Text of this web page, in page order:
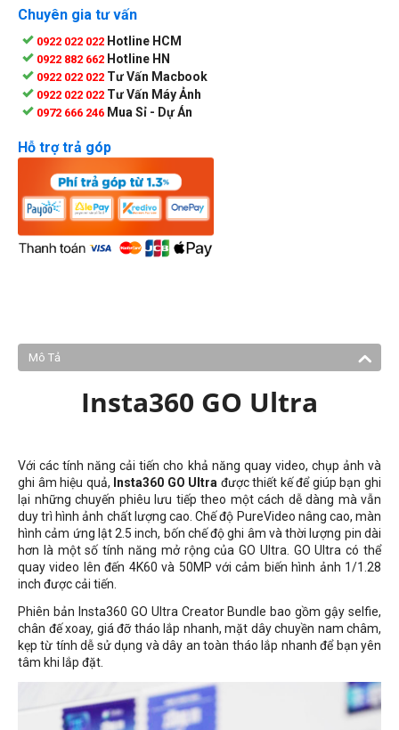
Chuyên gia tư vấn
0922 022 022 Hotline HCM
0922 882 662 Hotline HN
0922 022 022 Tư Vấn Macbook
0922 022 022 Tư Vấn Máy Ảnh
0972 666 246 Mua Sỉ - Dự Án
Hỗ trợ trả góp
Mô Tả
Insta360 GO Ultra
Với các tính năng cải tiến cho khả năng quay video, chụp ảnh và
ghi âm hiệu quả, Insta360 GO Ultra được thiết kế để giúp bạn ghi
lại những chuyến phiêu lưu tiếp theo một cách dễ dàng mà vẫn
duy trì hình ảnh chất lượng cao. Chế độ PureVideo nâng cao, màn
hình cảm ứng lật 2.5 inch, bốn chế độ ghi âm và thời lượng pin dài
hơn là một số tính năng mở rộng của GO Ultra. GO Ultra có thể
quay video lên đến 4K60 và 50MP với cảm biến hình ảnh 1/1.28
inch được cải tiến.
Phiên bản Insta360 GO Ultra Creator Bundle bao gồm gậy selfie,
chân đế xoay, giá đỡ tháo lắp nhanh, mặt dây chuyền nam châm,
kẹp từ tính dễ sử dụng và dây an toàn tháo lắp nhanh để bạn yên
tâm khi lắp đặt.